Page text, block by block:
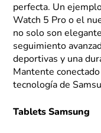
perfecta. Un
Watch 5 Pro o el
no solo son
seguimiento
deportivas y una
Mantente
tecnología de
Tablets Samsung